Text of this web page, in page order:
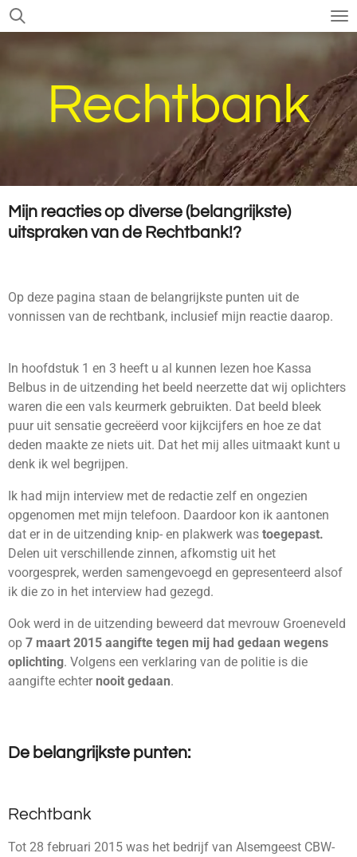
Ga
direct
hoofdinhoudRechtbank
Mijn reacties op diverse (belangrijkste)
uitspraken van de Rechtbank!?
Op deze pagina staan de belangrijkste punten uit de
vonnissen van de rechtbank, inclusief mijn reactie daarop.
In hoofdstuk 1 en 3 heeft u al kunnen lezen hoe Kassa
Belbus in de uitzending het beeld neerzette dat wij oplichters
waren die een vals keurmerk gebruikten. Dat beeld bleek
puur uit sensatie gecreëerd voor kijkcijfers en hoe ze dat
deden maakte ze niets uit. Dat het mij alles uitmaakt kunt u
denk ik wel begrijpen.
Ik had mijn interview met de redactie zelf en ongezien
opgenomen met mijn telefoon. Daardoor kon ik aantonen
dat er in de uitzending knip- en plakwerk was toegepast.
Delen uit verschillende zinnen, afkomstig uit het
voorgesprek, werden samengevoegd en gepresenteerd alsof
ik die zo in het interview had gezegd.
Ook werd in de uitzending beweerd dat mevrouw Groeneveld
op 7 maart 2015 aangifte tegen mij had gedaan wegens
oplichting. Volgens een verklaring van de politie is die
aangifte echternooit gedaan.
De belangrijkste punten:
Rechtbank
Tot 28 februari 2015 was het bedrijf van Alsemgeest CBW-